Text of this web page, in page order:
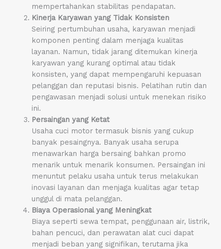
mempertahankan stabilitas pendapatan.
Kinerja Karyawan yang Tidak Konsisten
Seiring pertumbuhan usaha, karyawan menjadi
komponen penting dalam menjaga kualitas
layanan. Namun, tidak jarang ditemukan kinerja
karyawan yang kurang optimal atau tidak
konsisten, yang dapat mempengaruhi kepuasan
pelanggan dan reputasi bisnis. Pelatihan rutin dan
pengawasan menjadi solusi untuk menekan risiko
ini.
Persaingan yang Ketat
Usaha cuci motor termasuk bisnis yang cukup
banyak pesaingnya. Banyak usaha serupa
menawarkan harga bersaing bahkan promo
menarik untuk menarik konsumen. Persaingan ini
menuntut pelaku usaha untuk terus melakukan
inovasi layanan dan menjaga kualitas agar tetap
unggul di mata pelanggan.
Biaya Operasional yang Meningkat
Biaya seperti sewa tempat, penggunaan air, listrik,
bahan pencuci, dan perawatan alat cuci dapat
menjadi beban yang signifikan, terutama jika